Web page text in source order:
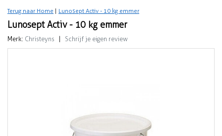
Terug naar Home Lunosept Activ - 10 kg emmer
Lunosept Activ - 10 kg emmer
Merk: Christeyns Schrijf je eigen review